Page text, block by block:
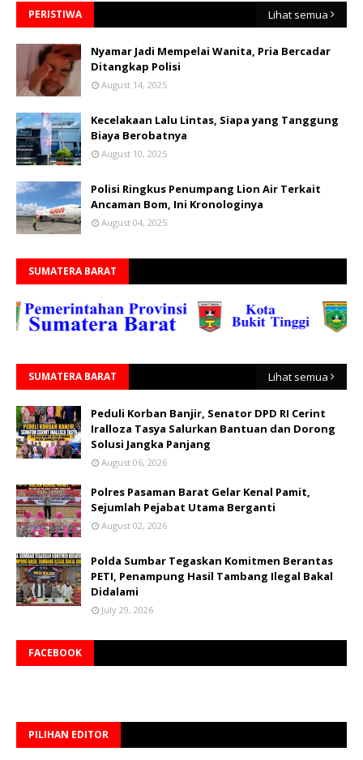
PERISTIWA Lihat semua
Nyamar Jadi Mempelai Wanita, Pria Bercadar
Ditangkap Polisi
August 14, 2025
Kecelakaan Lalu Lintas, Siapa yang Tanggung
Biaya Berobatnya
August 10, 2025
Polisi Ringkus Penumpang Lion Air Terkait
Ancaman Bom, Ini Kronologinya
August 04, 2025
SUMATERA BARAT
SUMATERA BARAT Lihat semua
Peduli Korban Banjir, Senator DPD RI Cerint
Iralloza Tasya Salurkan Bantuan dan Dorong
Solusi Jangka Panjang
August 06, 2026
Polres Pasaman Barat Gelar Kenal Pamit,
Sejumlah Pejabat Utama Berganti
August 02, 2026
Polda Sumbar Tegaskan Komitmen Berantas
PETI, Penampung Hasil Tambang Ilegal Bakal
Didalami
July 29, 2026
FACEBOOK
PILIHAN EDITOR